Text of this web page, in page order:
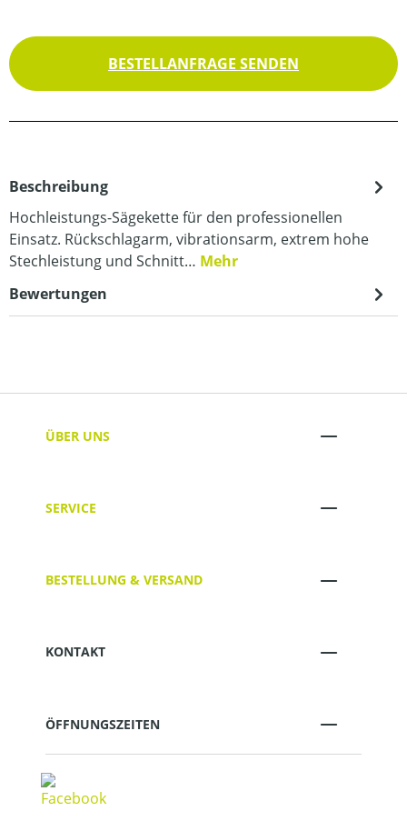
BESTELLANFRAGE SENDEN
Beschreibung
Hochleistungs-Sägekette für den professionellen
Einsatz. Rückschlagarm, vibrationsarm, extrem hohe
Stechleistung und Schnitt… Mehr
Bewertungen
ÜBER UNS
SERVICE
BESTELLUNG & VERSAND
KONTAKT
ÖFFNUNGSZEITEN